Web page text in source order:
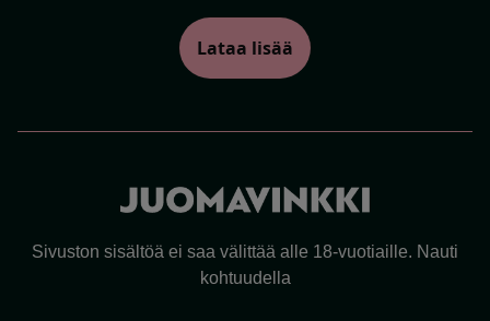
Lataa lisää
Sivuston sisältöä ei saa välittää alle 18-vuotiaille. Nauti
kohtuudella